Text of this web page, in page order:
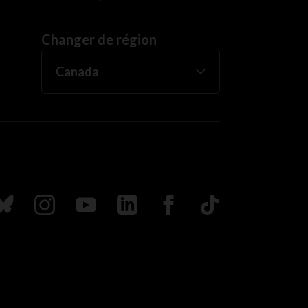
Changer de région
nous sur Bluesky
Suivez nous sur Instagram
Suivez nous sur Youtube
Suivez nous sur LinkedIn
Suivez nous sur
TikTok